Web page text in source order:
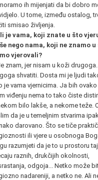
ih mijenjati da bi dobro
U tome, između ostalog,
smisao življenja.
li je vama, koji znate u što
nego nama, koji ne znamo
vjerovali?
znam, jer nisam u koži
shvatiti. Dosta mi je ljudi
je vama vjernicima. Ja bih
viđenju nema to tako čiste
bilo lakše, a nekome teže.
da je u temeljnim stvarima
darovano. Što se tiče
ili vjere u osobnoga
razumjeti da je to u prostoru
raznih, drukčijih okolnosti,
odgoja... Netko može
nadareniji, a netko ne. Ali